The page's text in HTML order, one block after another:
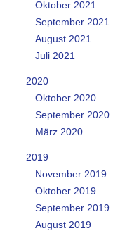
Oktober 2021
September 2021
August 2021
Juli 2021
2020
Oktober 2020
September 2020
März 2020
2019
November 2019
Oktober 2019
September 2019
August 2019